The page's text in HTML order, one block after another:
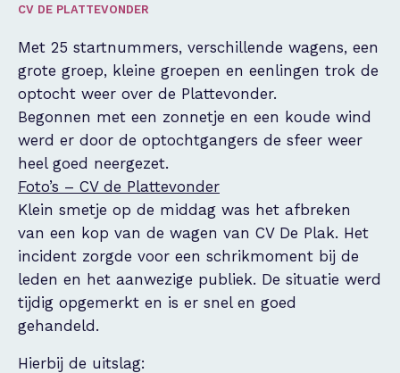
CV DE PLATTEVONDER
Met 25 startnummers, verschillende wagens, een
grote groep, kleine groepen en eenlingen trok de
optocht weer over de Plattevonder.
Begonnen met een zonnetje en een koude wind
werd er door de optochtgangers de sfeer weer
heel goed neergezet.
Foto’s – CV de Plattevonder
Klein smetje op de middag was het afbreken
van een kop van de wagen van CV De Plak. Het
incident zorgde voor een schrikmoment bij de
leden en het aanwezige publiek. De situatie werd
tijdig opgemerkt en is er snel en goed
gehandeld.
Hierbij de uitslag: